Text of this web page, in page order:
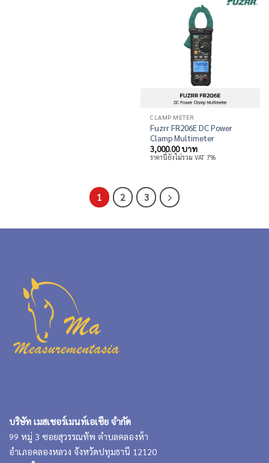
CLAMP METER
Fuzrr FR206E DC Power
Clamp Multimeter
3,000.00บาท
ราคานี้ยังไม่รวม VAT 7%
1 2 3
บริษัท เมสเชอร์เมนท์เอเชีย จำกัด
99 หมู่ 3 ซอยสุวรรณทัพ ตำบลคลองห้า
อำเภอคลองหลวง จังหวัดปทุมธานี 12120